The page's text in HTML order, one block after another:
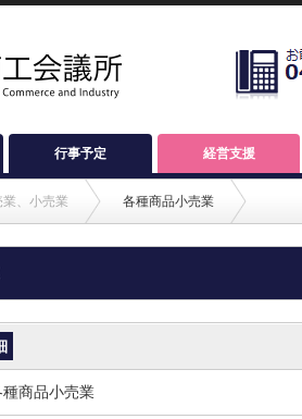
行事予定 経営支援
業、小売業 各種商品小売業
商品小売業